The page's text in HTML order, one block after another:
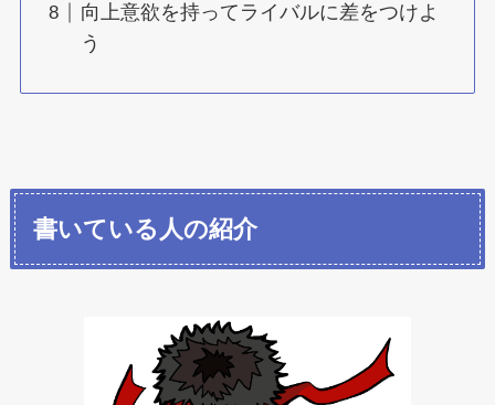
向上意欲を持ってライバルに差をつけよ
う
書いている人の紹介